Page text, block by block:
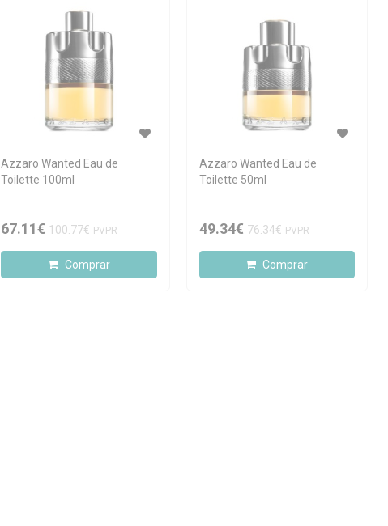
Azzaro Wanted Eau de
Toilette 100ml
67.11€ 100.77€ PVPR
Comprar
Azzaro Wanted Eau de
Toilette 50ml
49.34€ 76.34€ PVPR
Comprar